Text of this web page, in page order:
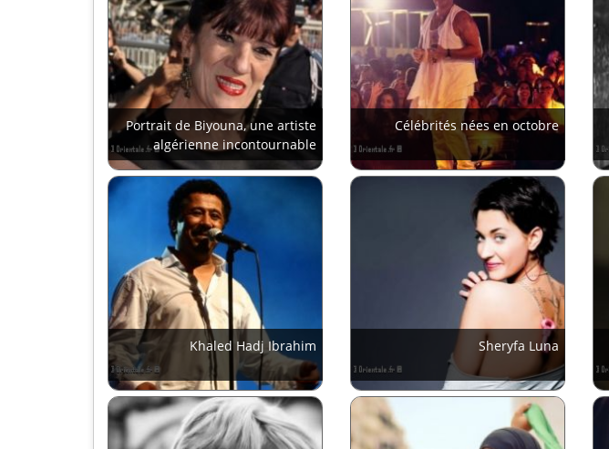
Portrait de Biyouna, une artiste
algérienne incontournable
Célébrités nées en octobre
Khaled Hadj Ibrahim Sheryfa Luna